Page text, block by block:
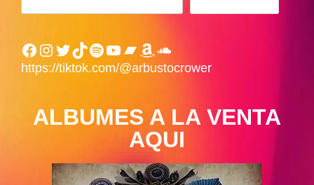
Facebook
Instagram
Twitter
TikTok
Spotify
YouTube
Bandcamp
Amazon
SoundCloud
https://tiktok.com/@arbustocrower
ALBUMES A LA VENTA
AQUI